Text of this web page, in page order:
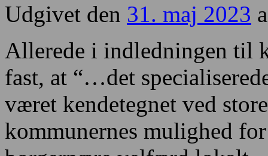
Udgivet den 31. maj 2023
Allerede i indledningen til
fast, at “…det
været kendetegnet ved
kommunernes mulighed